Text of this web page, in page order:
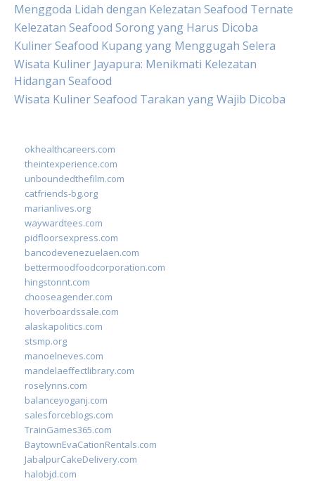
Menggoda Lidah dengan Kelezatan Seafood Ternate
Kelezatan Seafood Sorong yang Harus Dicoba
Kuliner Seafood Kupang yang Menggugah Selera
Wisata Kuliner Jayapura: Menikmati Kelezatan
Hidangan Seafood
Wisata Kuliner Seafood Tarakan yang Wajib Dicoba
okhealthcareers.com
theintexperience.com
unboundedthefilm.com
catfriends-bg.org
marianlives.org
waywardtees.com
pidfloorsexpress.com
bancodevenezuelaen.com
bettermoodfoodcorporation.com
hingstonnt.com
chooseagender.com
hoverboardssale.com
alaskapolitics.com
stsmp.org
manoelneves.com
mandelaeffectlibrary.com
roselynns.com
balanceyoganj.com
salesforceblogs.com
TrainGames365.com
BaytownEvaCationRentals.com
JabalpurCakeDelivery.com
halobjd.com